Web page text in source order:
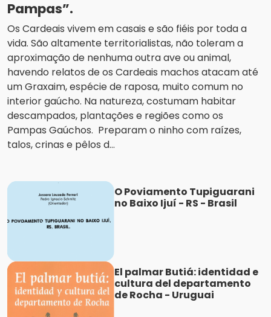
Pampas”.
Os Cardeais vivem em casais e são fiéis por toda a
vida. São altamente territorialistas, não toleram a
aproximação de nenhuma outra ave ou animal,
havendo relatos de os Cardeais machos atacam até
um Graxaim, espécie de raposa, muito comum no
interior gaúcho. Na natureza, costumam habitar
descampados, plantações e regiões como os
Pampas Gaúchos. Preparam o ninho com raízes,
talos, crinas e pêlos d...
O Poviamento Tupiguarani
no Baixo Ijuí - RS - Brasil
El palmar Butiá: identidad e
cultura del departamento
de Rocha - Uruguai